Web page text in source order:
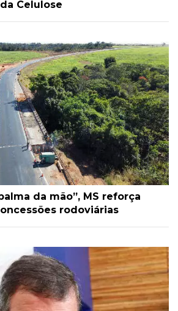
Celulose
da mão”, MS reforça
rodoviárias